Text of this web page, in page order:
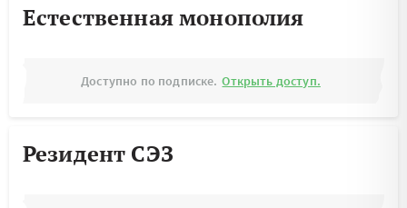
Естественная монополия
Доступно по подписке. Открыть доступ.
Резидент СЭЗ